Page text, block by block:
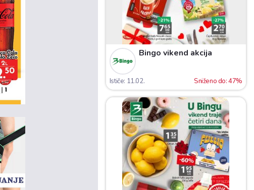
Bingo vikend akcija
Ističe: 11.02. Sniženo do: 47%